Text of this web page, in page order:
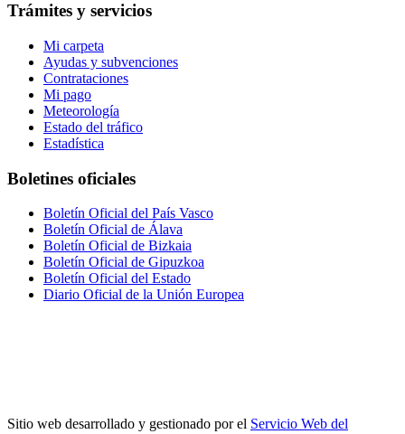
Trámites y servicios
Mi carpeta
Ayudas y subvenciones
Contrataciones
Mi pago
Meteorología
Estado del tráfico
Estadística
Boletines oficiales
Boletín Oficial del País Vasco
Boletín Oficial de Álava
Boletín Oficial de Bizkaia
Boletín Oficial de Gipuzkoa
Boletín Oficial del Estado
Diario Oficial de la Unión Europea
Sitio web desarrollado y gestionado por el Servicio Web del